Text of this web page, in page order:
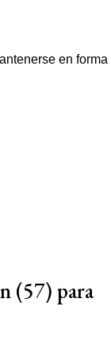
(57) para